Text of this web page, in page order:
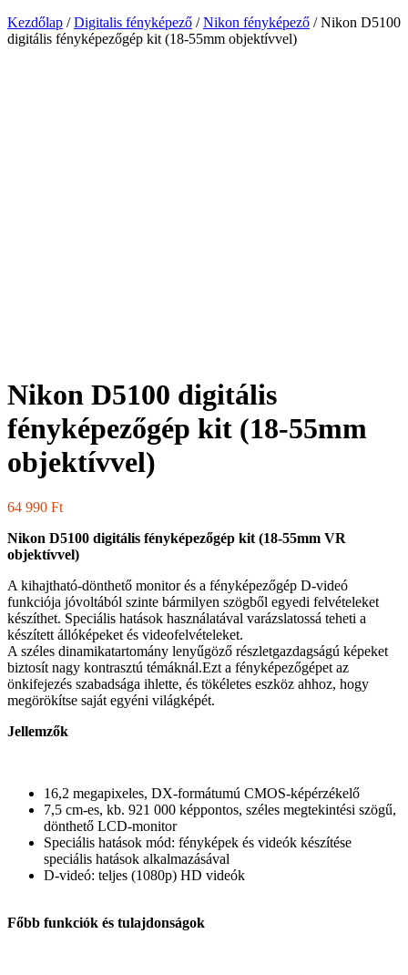
Kezdőlap /Digitalis fényképező /Nikon fényképező / Nikon D5100
digitális fényképezőgép kit (18-55mm objektívvel)
Nikon D5100 digitális
fényképezőgép kit (18-55mm
objektívvel)
64 990 Ft
Nikon D5100 digitális fényképezőgép kit (18-55mm VR
objektívvel)
A kihajtható-dönthető monitor és a fényképezőgép D-videó
funkciója jóvoltából szinte bármilyen szögből egyedi felvételeket
készíthet. Speciális hatások használatával varázslatossá teheti a
készített állóképeket és videofelvételeket.
A széles dinamikatartomány lenyűgöző részletgazdagságú képeket
biztosít nagy kontrasztú témáknál.Ezt a fényképezőgépet az
önkifejezés szabadsága ihlette, és tökéletes eszköz ahhoz, hogy
megörökítse saját egyéni világképét.
Jellemzők
16,2 megapixeles, DX-formátumú CMOS-képérzékelő
7,5 cm-es, kb. 921 000 képpontos, széles megtekintési szögű,
dönthető LCD-monitor
Speciális hatások mód: fényképek és videók készítése
speciális hatások alkalmazásával
D-videó: teljes (1080p) HD videók
Főbb funkciók és tulajdonságok